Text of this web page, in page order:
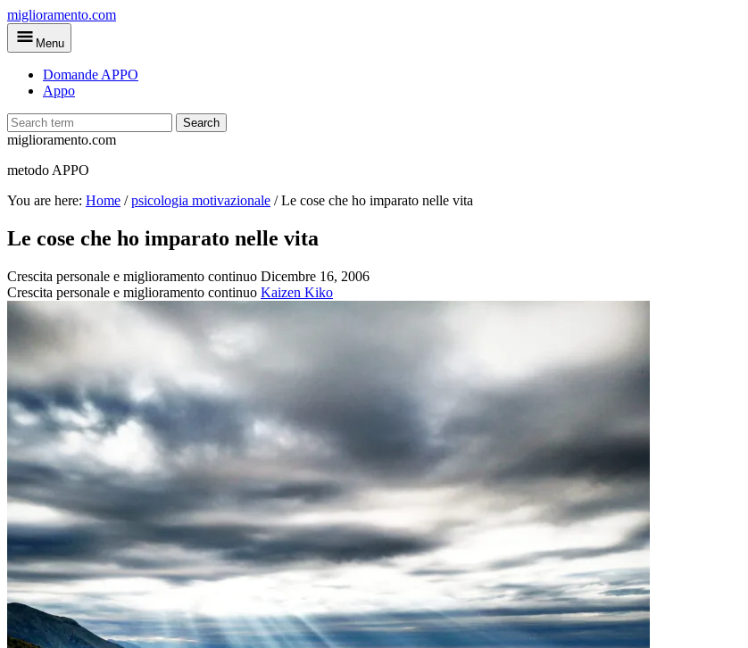
Skip
to
main
miglioramento.com
Menu
Domande APPO
Appo
Search
miglioramento.com
metodo APPO
You are here: Home /psicologia motivazionale /Le cose che ho imparato nelle vita
Le cose che ho imparato nelle vita
Crescita personale e miglioramento continuo Dicembre 16, 2006
Crescita personale e miglioramento continuo Kaizen Kiko